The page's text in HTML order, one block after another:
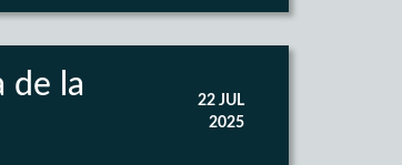
de la
22 JUL
2025